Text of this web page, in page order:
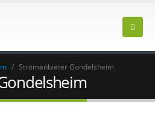
/ Stromanbieter Gondelsheim